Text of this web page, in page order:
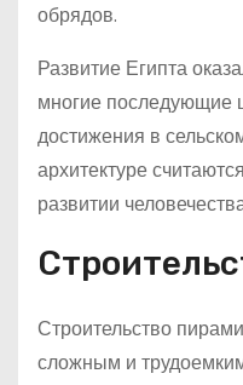
обрядов.
Развитие Египта
многие последующие
достижения в
архитектуре
развитии
Строительство
сложным и